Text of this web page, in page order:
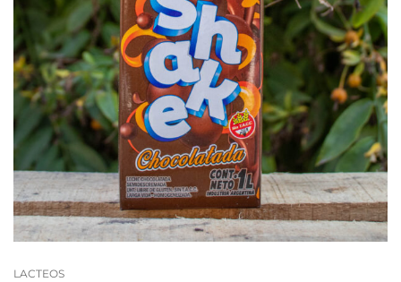
LACTEOS